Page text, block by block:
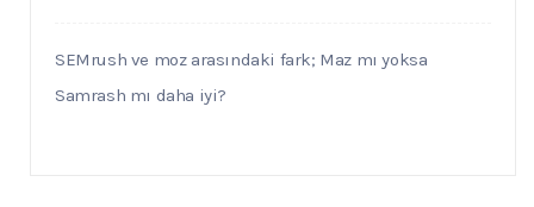
SEMrush ve moz arasındaki fark; Maz mı yoksa
Samrash mı daha iyi?